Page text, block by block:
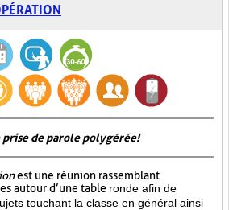
prise de parole polygérée!
est une réunion rassemblant
autour d’une table ronde afin de
touchant la classe en général ainsi